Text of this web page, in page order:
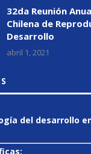
32da Reunión
Chilena de
Desarrollo
abril 1, 2021
del desarrollo